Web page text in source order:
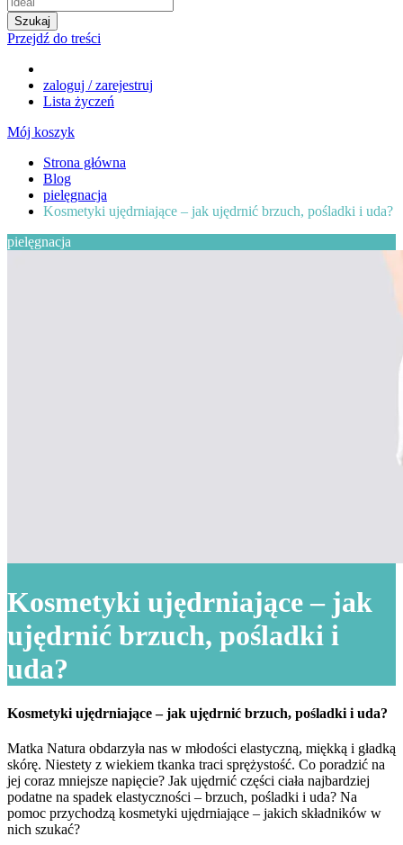
Szukaj
Przejdź do treści
zaloguj / zarejestruj
Lista życzeń
Mój koszyk
Strona główna
Blog
pielęgnacja
Kosmetyki ujędrniające – jak ujędrnić brzuch, pośladki i uda?
pielęgnacja
Kosmetyki ujędrniające – jak
ujędrnić brzuch, pośladki i
uda?
Kosmetyki ujędrniające – jak ujędrnić brzuch, pośladki i uda?
Matka Natura obdarzyła nas w młodości elastyczną, miękką i gładką
skórę. Niestety z wiekiem tkanka traci sprężystość. Co poradzić na
jej coraz mniejsze napięcie? Jak ujędrnić części ciała najbardziej
podatne na spadek elastyczności – brzuch, pośladki i uda? Na
pomoc przychodzą kosmetyki ujędrniające – jakich składników w
nich szukać?